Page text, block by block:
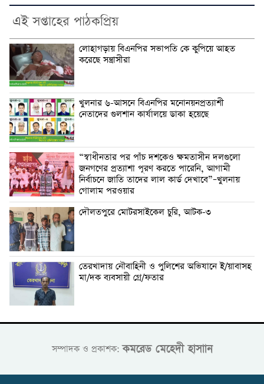
এই সপ্তাহের পাঠকপ্রিয়
লোহাগড়ায় বিএনপির সভাপতি কে কুপিয়ে আহত
করেছে সন্ত্রাসীরা
খুলনার ৬-আসনে বিএনপির মনোনয়নপ্রত্যাশী
নেতাদের গুলশান কার্যালয়ে ডাকা হয়েছে
“স্বাধীনতার পর পাঁচ দশকেও ক্ষমতাসীন দলগুলো
জনগণের প্রত্যাশা পূরণ করতে পারেনি, আগামী
নির্বাচনে জাতি তাদের লাল কার্ড দেখাবে”–খুলনায়
গোলাম পরওয়ার
দৌলতপুরে মোটরসাইকেল চুরি, আটক-৩
তেরখাদায় নৌবাহিনী ও পুলিশের অভিযানে ই/য়াবাসহ
মা/দক ব্যবসায়ী গ্রে/ফতার
সম্পাদক ও প্রকাশক:কমরেড মেহেদী হাসাান